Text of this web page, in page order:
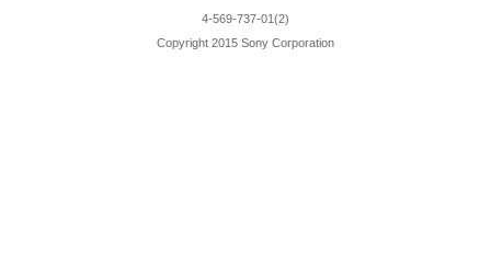
4-569-737-01(2)
Copyright 2015 Sony Corporation